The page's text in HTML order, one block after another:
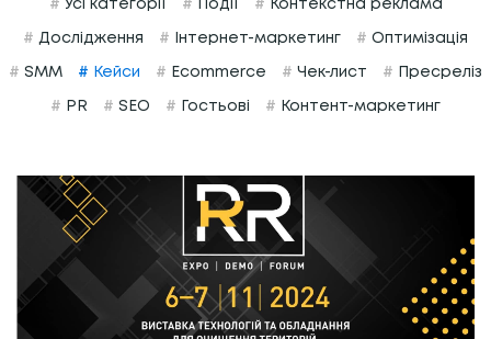
# Усі категорії # Події # Контекстна реклама
# Дослідження # Інтернет-маркетинг # Оптимізація
# SMM # Кейси # Ecommerce # Чек-лист # Пресреліз
# PR # SEO # Гостьові # Контент-маркетинг